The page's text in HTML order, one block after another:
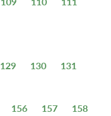
129 130
131
156 157 158